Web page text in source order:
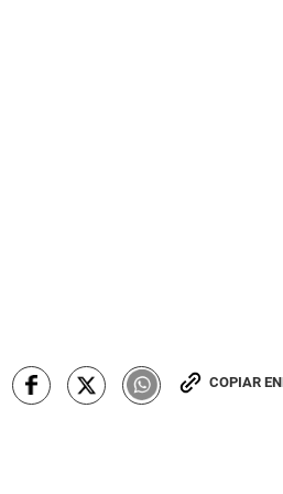
COPIAR